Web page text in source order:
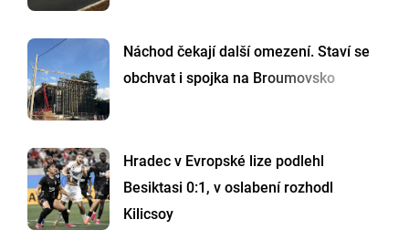
Náchod čekají další omezení. Staví se
obchvat i spojka na Broumovsko
Hradec v Evropské lize podlehl
Besiktasi 0:1, v oslabení rozhodl
Kilicsoy